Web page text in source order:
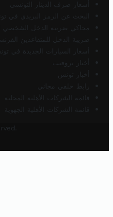
أسعار صرف الدينار التونسي
البحث عن الرمز البريدي في
محاكي ضريبة الدخل الشخصي
ضريبة الدخل للمتقاعدين
أسعار السيارات الجديدة في
أخبار تروفيت
أخبار تونس
رابط خلفي مجاني
قائمة الشركات الأهلية المحلية
قائمة الشركات الأهلية الجهوية